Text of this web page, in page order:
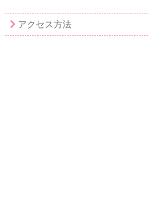
アクセス方法